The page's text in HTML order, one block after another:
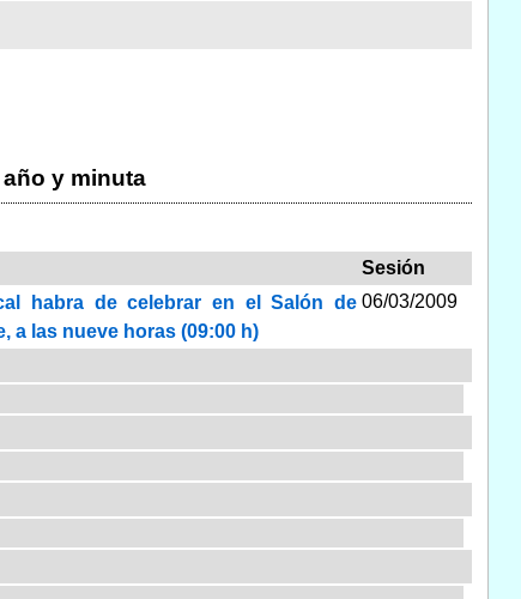
y minuta
Sesión
habra de celebrar en el Salón de
a las nueve horas (09:00 h)
06/03/2009